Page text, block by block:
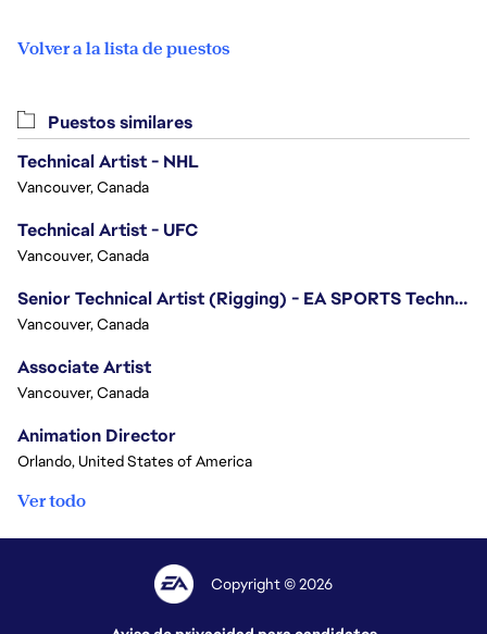
Volver a la lista de puestos
Puestos similares
Technical Artist - NHL
Vancouver, Canada
Technical Artist - UFC
Vancouver, Canada
Senior Technical Artist (Rigging) - EA SPORTS Technology
Vancouver, Canada
Associate Artist
Vancouver, Canada
Animation Director
Orlando, United States of America
Ver todo
Copyright © 2026